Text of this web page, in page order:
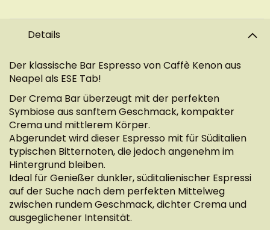
Details
Der klassische Bar Espresso von Caffè Kenon aus
Neapel als ESE Tab!
Der Crema Bar überzeugt mit der perfekten
Symbiose aus sanftem Geschmack, kompakter
Crema und mittlerem Körper.
Abgerundet wird dieser Espresso mit für Süditalien
typischen Bitternoten, die jedoch angenehm im
Hintergrund bleiben.
Ideal für Genießer dunkler, süditalienischer Espressi
auf der Suche nach dem perfekten Mittelweg
zwischen rundem Geschmack, dichter Crema und
ausgeglichener Intensität.